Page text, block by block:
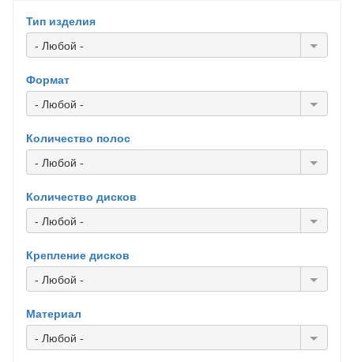
Тип изделия
- Любой -
Формат
- Любой -
Количество полос
- Любой -
Количество дисков
- Любой -
Крепление дисков
- Любой -
Материал
- Любой -